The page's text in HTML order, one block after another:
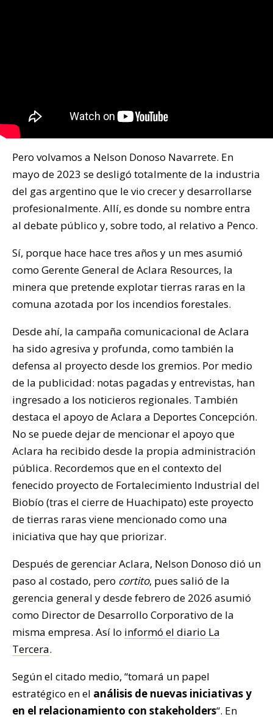
Pero volvamos a Nelson Donoso Navarrete. En
mayo de 2023 se desligó totalmente de la industria
del gas argentino que le vio crecer y desarrollarse
profesionalmente. Allí, es donde su nombre entra
al debate público y, sobre todo, al relativo a Penco.
Sí, porque hace hace tres años y un mes asumió
como Gerente General de Aclara Resources, la
minera que pretende explotar tierras raras en la
comuna azotada por los incendios forestales.
Desde ahí, la campaña comunicacional de Aclara
ha sido agresiva y profunda, como también la
defensa al proyecto desde los gremios. Por medio
de la publicidad: notas pagadas y entrevistas, han
ingresado a los noticieros regionales. También
destaca el apoyo de Aclara a Deportes Concepción.
No se puede dejar de mencionar el apoyo que
Aclara ha recibido desde la propia administración
pública. Recordemos que en el contexto del
fenecido proyecto de Fortalecimiento Industrial del
Biobío (tras el cierre de Huachipato) este proyecto
de tierras raras viene mencionado como una
iniciativa que hay que priorizar.
Después de gerenciar Aclara, Nelson Donoso dió un
paso al costado, pero cortito, pues salió de la
gerencia general y desde febrero de 2026 asumió
como Director de Desarrollo Corporativo de la
misma empresa. Así lo informó el diario La
Tercera.
Según el citado medio, “tomará un papel
estratégico en el análisis de nuevas iniciativas y
en el relacionamiento con stakeholders“. En